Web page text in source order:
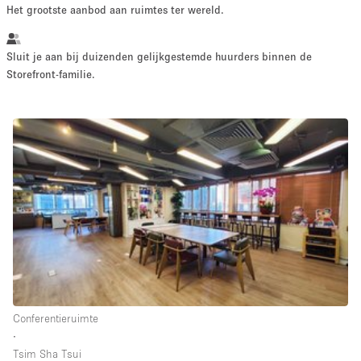
Een
fotoshoot
maken
Conferentie Vergadering Kantoor
Winkel
delen
Type ruimte
Advertentieruimte
Het grootste aanbod aan ruimtes ter wereld.
Sluit je aan bij duizenden gelijkgestemde huurders binnen de
Storefront-familie.
Conferentieruimte
∙
Tsim Sha Tsui